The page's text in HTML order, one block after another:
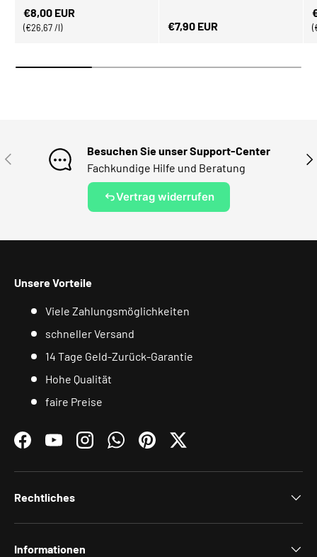
Normaler Preis
€8,00 EUR
Grundpreis
€26,67 /l Normaler Preis
€7,90 EUR
VORHERIGE
Besuchen Sie unser Support-Center
Fachkundige Hilfe und Beratung
Vertrag widerrufen
Unsere Vorteile
Viele Zahlungsmöglichkeiten
schneller Versand
14 Tage Geld-Zurück-Garantie
Hohe Qualität
faire Preise
FacebookYouTubeInstagramWhatsAppPinterestTwitter
Rechtliches
Informationen